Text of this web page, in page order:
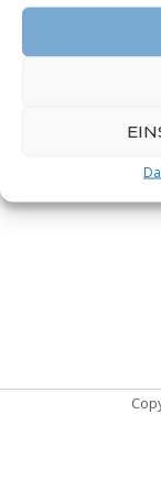
Quelle:
https://www.e-